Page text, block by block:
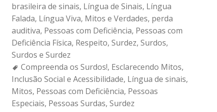
brasileira de sinais, Língua de Sinais, Língua
Falada, Língua Viva, Mitos e Verdades, perda
auditiva, Pessoas com Deficiência, Pessoas com
Deficiência Física, Respeito, Surdez, Surdos,
Surdos e Surdez
Tags:
Compreenda os Surdos!, Esclarecendo Mitos,
Inclusão Social e Acessibilidade, Língua de sinais,
Mitos, Pessoas com Deficiência, Pessoas
Especiais, Pessoas Surdas, Surdez